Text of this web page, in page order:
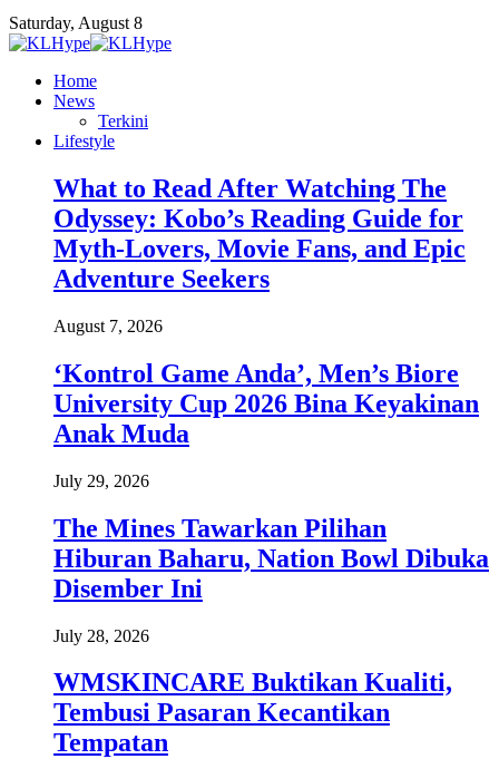
Saturday, August 8
Home
News
Terkini
Lifestyle
What to Read After Watching The
Odyssey: Kobo’s Reading Guide for
Myth-Lovers, Movie Fans, and Epic
Adventure Seekers
August 7, 2026
‘Kontrol Game Anda’, Men’s Biore
University Cup 2026 Bina Keyakinan
Anak Muda
July 29, 2026
The Mines Tawarkan Pilihan
Hiburan Baharu, Nation Bowl Dibuka
Disember Ini
July 28, 2026
WMSKINCARE Buktikan Kualiti,
Tembusi Pasaran Kecantikan
Tempatan